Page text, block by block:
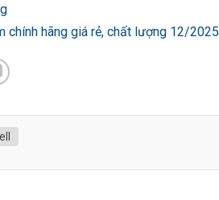
chính hãng giá rẻ, chất lượng 12/2025